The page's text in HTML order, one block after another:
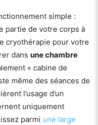
simple :
partie de votre corps à
cryothérapie pour votre
dans une chambre
« cabine de
même des séances de
l’usage d’un
uniquement
parmi une large